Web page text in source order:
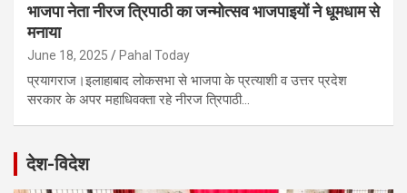
भाजपा नेता नीरज त्रिपाठी का जन्मोत्सव भाजपाइयों ने धूमधाम से
मनाया
June 18, 2025 Pahal Today
प्रयागराज।इलाहाबाद लोकसभा से भाजपा के प्रत्याशी व उत्तर प्रदेश
सरकार के अपर महाधिवक्ता रहे नीरज त्रिपाठी…
देश-विदेश